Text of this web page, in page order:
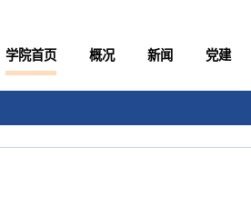
学院首页 概况 新闻 党建